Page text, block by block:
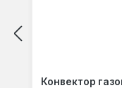
Конвектор